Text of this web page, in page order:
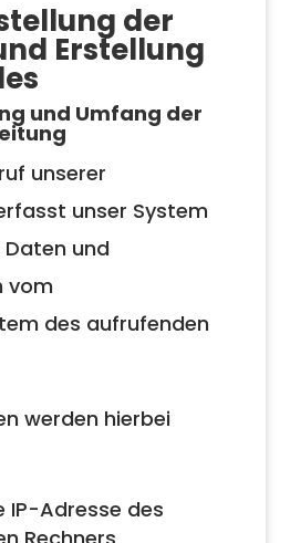
der
Erstellung
und Umfang der
unserer
unser System
und
vom
des aufrufenden
werden hierbei
IP-Adresse des